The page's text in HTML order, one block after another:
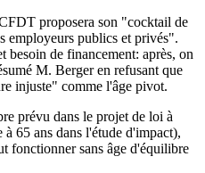
proposera son "cocktail de
employeurs publics et privés".
besoin de financement: après, on
M. Berger en refusant que
injuste" comme l'âge pivot.
prévu dans le projet de loi à
65 ans dans l'étude d'impact),
fonctionner sans âge d'équilibre